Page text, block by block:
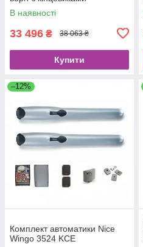
В наявності
33 496 ₴ 38 063 ₴
Купити
–12%
Комплект автоматики Nice
Wingo 3524 KCE